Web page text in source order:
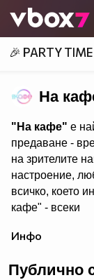
👾
🎉 PARTY TIME
На
"На кафе" е
предаване -
на зрителите
настроение,
всичко, което
кафе" - всеки
може да
Инфо
Публично